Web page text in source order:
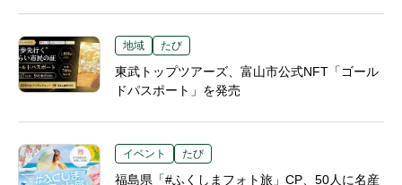
地域 たび
東武トップツアーズ、富山市公式NFT「ゴール
ドパスポート」を発売
イベント たび
福島県「#ふくしまフォト旅」CP、50人に名産